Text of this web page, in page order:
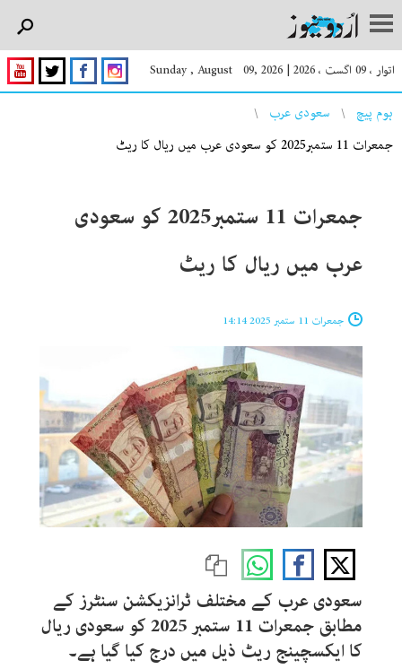
اتوار ، 09 اگست ، 2026 |
Sunday , August 09, 2026
You are here
ہوم پیچ
سعودی عرب
جمعرات 11 ستمبر2025 کو سعودی عرب میں ریال کا ریٹ
جمعرات 11 ستمبر2025 کو سعودی
عرب میں ریال کا ریٹ
جمعرات 11 ستمبر 2025 14:14
سعودی عرب کے مختلف ٹرانزیکشن سنٹرز کے
مطابق جمعرات 11 ستمبر 2025
کو سعودی ریال
کا ایکسچینج ریٹ ذیل میں درج کیا گیا ہے۔